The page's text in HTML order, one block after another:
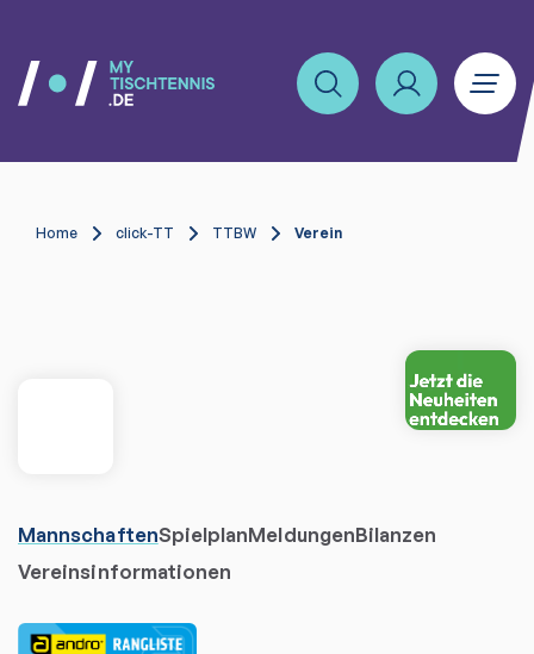
Home click-TT TTBW Verein
MannschaftenSpielplanMeldungenBilanzen
Vereinsinformationen